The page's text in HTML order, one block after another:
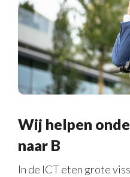
Wij helpen
naar B
In de ICT eten grote